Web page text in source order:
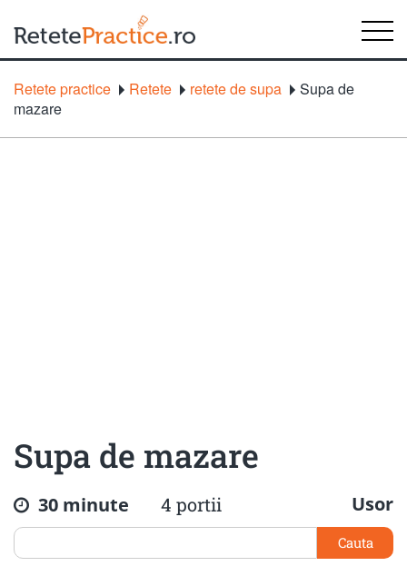
Retete practice Retete retete de supa
Supa de
mazare
Supa de mazare
30 minute 4 portii Usor
Cauta